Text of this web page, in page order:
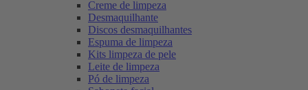
Creme de limpeza
Desmaquilhante
Discos desmaquilhantes
Espuma de limpeza
Kits limpeza de pele
Leite de limpeza
Pó de limpeza